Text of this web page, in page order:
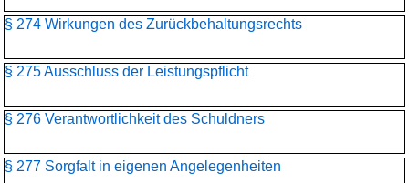
§ 274 Wirkungen des Zurückbehaltungsrechts
§ 275 Ausschluss der Leistungspflicht
§ 276 Verantwortlichkeit des Schuldners
§ 277 Sorgfalt in eigenen Angelegenheiten